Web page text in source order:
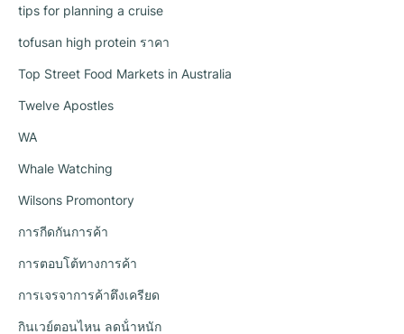
tips for planning a cruise
tofusan high protein ราคา
Top Street Food Markets in Australia
Twelve Apostles
WA
Whale Watching
Wilsons Promontory
การกีดกันการค้า
การตอบโต้ทางการค้า
การเจรจาการค้าตึงเครียด
กินเวย์ตอนไหน ลดน้ําหนัก